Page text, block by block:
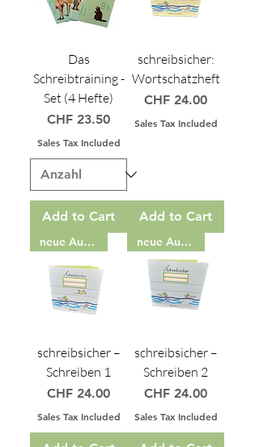
Das
Schreibtraining -
Set (4 Hefte)
Price
CHF 23.50
Sales Tax Included
Add to Cart
schreibsicher:
Wortschatzheft
Price
CHF 24.00
Sales Tax Included
Add to Cart
neue Auflage
schreibsicher –
Schreiben 1
Price
CHF 24.00
Sales Tax Included
neue Auflage
schreibsicher –
Schreiben 2
Price
CHF 24.00
Sales Tax Included